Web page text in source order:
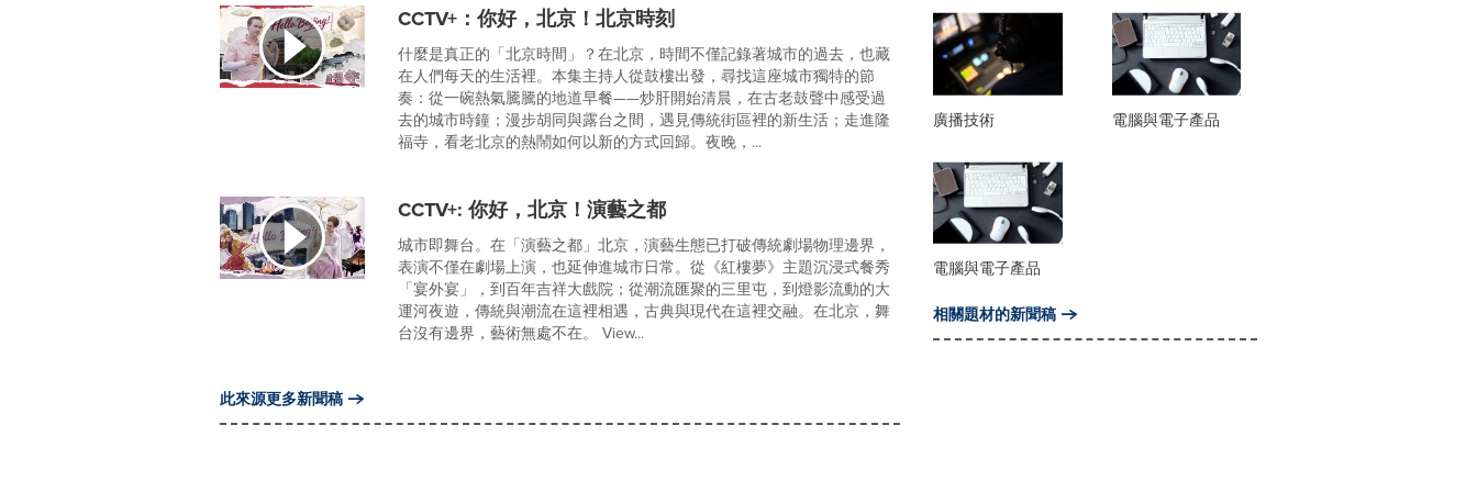
CCTV+：你好，北京！北京時刻
什麼是真正的「北京時間」？在北京，時間不僅記錄著城市的過去，也藏
在人們每天的生活裡。本集主持人從鼓樓出發，尋找這座城市獨特的節
奏：從一碗熱氣騰騰的地道早餐——炒肝開始清晨，在古老鼓聲中感受過
去的城市時鐘；漫步胡同與露台之間，遇見傳統街區裡的新生活；走進隆
福寺，看老北京的熱鬧如何以新的方式回歸。夜晚，...
CCTV+: 你好，北京！演藝之都
城市即舞台。在「演藝之都」北京，演藝生態已打破傳統劇場物理邊界，
表演不僅在劇場上演，也延伸進城市日常。從《紅樓夢》主題沉浸式餐秀
「宴外宴」，到百年吉祥大戲院；從潮流匯聚的三里屯，到燈影流動的大
運河夜遊，傳統與潮流在這裡相遇，古典與現代在這裡交融。在北京，舞
台沒有邊界，藝術無處不在。 View...
此來源更多新聞稿
廣播技術 電腦與電子產品
電腦與電子產品
相關題材的新聞稿